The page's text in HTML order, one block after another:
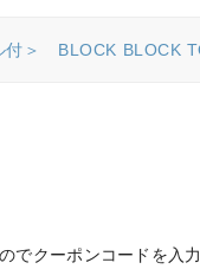
付＞ BLOCK BLOCK
でクーポンコードを入